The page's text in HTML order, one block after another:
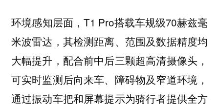
环境感知层面，T1 Pro搭载车规级70赫兹毫
米波雷达，其检测距离、范围及数据精度均
大幅提升，配合前中后三颗超高清摄像头，
可实时监测后向来车、障碍物及窄道环境，
通过振动车把和屏幕提示为骑行者提供全方